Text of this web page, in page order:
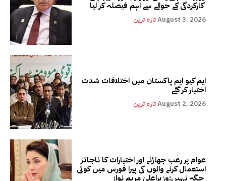
کارکردگی کے حوالے سے اہم فیصلہ کر لیا
تازہ ترینAugust 3, 2026
ایم کیو ایم پاکستان میں اختلافات شدت
اختیار کر گئے
تازہ ترینAugust 2, 2026
عوام پر رعب جھاڑنے اور اختیارات کا ناجائز
استعمال کرنے والوں کی پیرا فورس میں کوئی